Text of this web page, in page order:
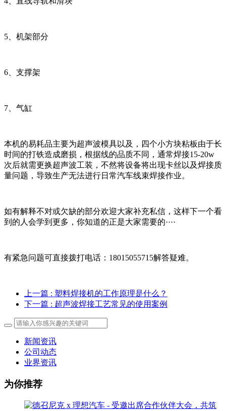
5、机架部分
6、支撑架
7、气缸
本机的易耗品主要为超声波模具以及，四个小方块粘板由于长
时间的打铁造成磨损，根据线的品质不同，通常焊接15-20w
次后就需更换超声波工装，不然将设备将出现卡丝以及焊接质
量问题，导致生产无法进行日常汽车线束焊接作业。
如有解释不对或欠缺的部分欢迎大家补充私信，这样下一个看
到的人会学到更多，你知道的正是大家需要的····
有紧急问题可直接拨打电话：18015055715解答疑难。
上一篇 : 塑料焊接机的工作原理是什么？
下一篇 : 超声波焊接工艺常见的使用案例
新闻资讯
公司动态
业界资讯
为你推荐